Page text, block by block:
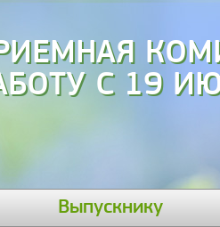
С 19
Выпускнику